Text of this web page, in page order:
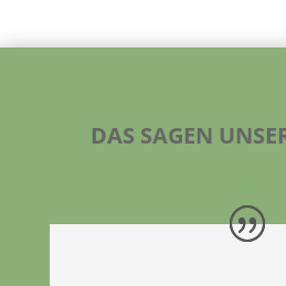
DAS SAGEN